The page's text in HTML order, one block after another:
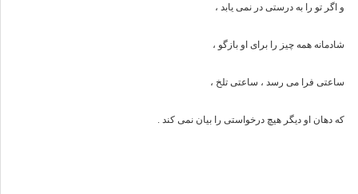
و اگر تو را به درستی در نمی یابد ،
شادمانه همه چیز را برای او بازگو ،
ساعتی فرا می رسد ، ساعتی تلخ ،
که دهان او دیگر هیچ درخواستی را بیان نمی کند .